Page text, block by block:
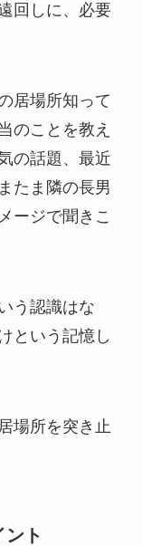
回しに、必要
居場所知って
のことを教え
の話題、最近
たま隣の長男
ージで聞きこ
う認識はな
という記憶し
場所を突き止
ト